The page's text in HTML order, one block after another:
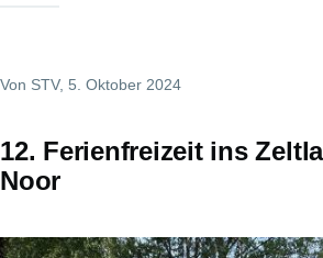
Von STV, 5. Oktober 2024
12. Ferienfreizeit ins
Noor